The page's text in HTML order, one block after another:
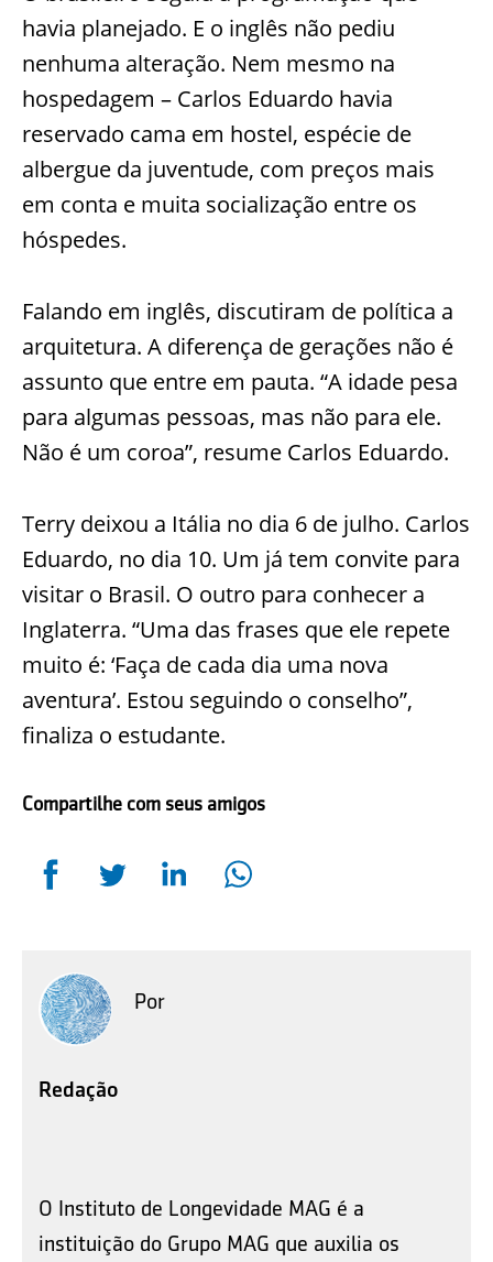
havia planejado. E o inglês não pediu
nenhuma alteração. Nem mesmo na
hospedagem – Carlos Eduardo havia
reservado cama em hostel, espécie de
albergue da juventude, com preços mais
em conta e muita socialização entre os
hóspedes.
Falando em inglês, discutiram de política a
arquitetura. A diferença de gerações não é
assunto que entre em pauta. “A idade pesa
para algumas pessoas, mas não para ele.
Não é um coroa”, resume Carlos Eduardo.
Terry deixou a Itália no dia 6 de julho. Carlos
Eduardo, no dia 10. Um já tem convite para
visitar o Brasil. O outro para conhecer a
Inglaterra. “Uma das frases que ele repete
muito é: ‘Faça de cada dia uma nova
aventura’. Estou seguindo o conselho”,
finaliza o estudante.
Compartilhe com seus amigos
Por
Redação
O Instituto de Longevidade MAG é a
instituição do Grupo MAG que auxilia os